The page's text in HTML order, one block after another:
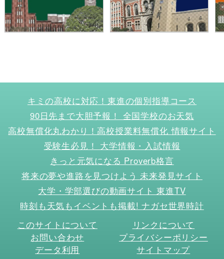
キミの高校に対応！東進の個別指導コース
90日先まで大胆予報！ 全国学校のお天気
高校無償化丸わかり！高校授業料無償化 情報サイト
受験生必見！ 大学情報・入試情報
きっと元気になる Proverb格言
将来の夢や進路を見つけよう 未来発見サイト
大学・学部選びの動画サイト 東進TV
時刻も天気もイベントも掲載! ナガセ世界時計
このサイトについて
リンクについて
お問い合わせ
プライバシーポリシー
データ利用
サイトマップ